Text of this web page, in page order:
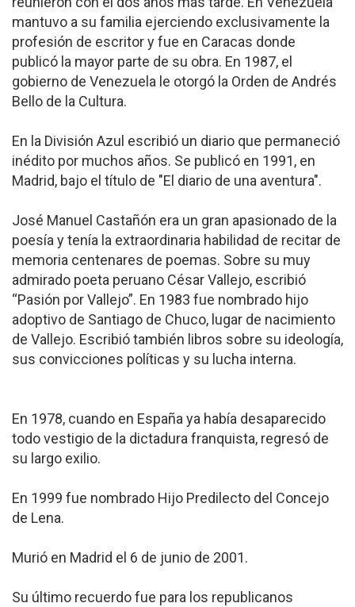
mantuvo a su familia ejerciendo exclusivamente la
profesión de escritor y fue en Caracas donde
publicó la mayor parte de su obra. En 1987, el
gobierno de Venezuela le otorgó la Orden de Andrés
Bello de la Cultura.
En la División Azul escribió un diario que permaneció
inédito por muchos años. Se publicó en 1991, en
Madrid, bajo el título de "El diario de una aventura".
José Manuel Castañón era un gran apasionado de la
poesía y tenía la extraordinaria habilidad de recitar de
memoria centenares de poemas. Sobre su muy
admirado poeta peruano César Vallejo, escribió
“Pasión por Vallejo”. En 1983 fue nombrado hijo
adoptivo de Santiago de Chuco, lugar de nacimiento
de Vallejo. Escribió también libros sobre su ideología,
sus convicciones políticas y su lucha interna.
En 1978, cuando en España ya había desaparecido
todo vestigio de la dictadura franquista, regresó de
su largo exilio.
En 1999 fue nombrado Hijo Predilecto del Concejo
de Lena.
Murió en Madrid el 6 de junio de 2001.
Su último recuerdo fue para los republicanos